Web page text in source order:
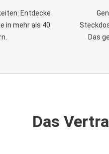
Entdecke
in mehr als 40
Das
Das